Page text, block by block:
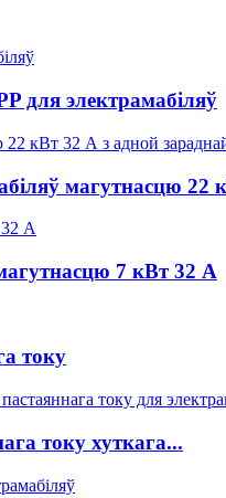
для электрамабіляў
магутнасцю 22
7 кВт 32 А
току
току хуткага...